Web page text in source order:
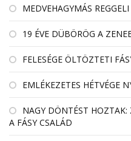
MEDVEHAGYMÁS
19 ÉVE DÜBÖRÖG A
FELESÉGE ÖLTÖZTETI
EMLÉKEZETES HÉTVÉGE
NAGY DÖNTÉST
A FÁSY CSALÁD